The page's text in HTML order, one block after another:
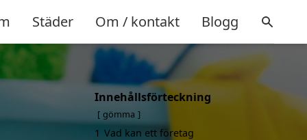
Städer Om / kontakt Blogg
Innehållsförteckning
gömma
1 Vad kan ett företag